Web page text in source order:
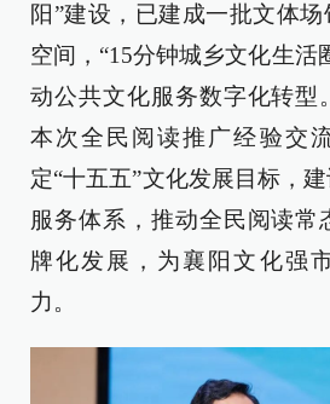
阳”建设，已建成一批文体
空间，“15分钟城乡文化生活
动公共文化服务数字化转型
本次全民阅读推广经验交
定“十五五”文化发展目标，
服务体系，推动全民阅读常
牌化发展，为襄阳文化强
力。